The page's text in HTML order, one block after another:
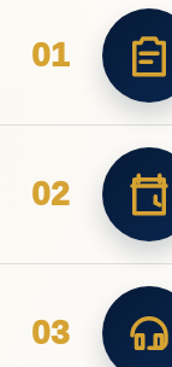
01
02
03